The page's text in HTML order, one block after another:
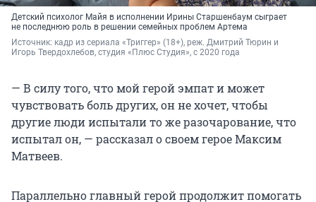
Детский психолог Майя в исполнении Ирины Старшенбаум сыграет
не последнюю роль в решении семейных проблем Артема
Источник: кадр из сериала «Триггер» (18+), реж. Дмитрий Тюрин и
Игорь Твердохлебов, студия «Плюс Студия», с 2020 года
— В силу того, что мой герой эмпат и может
чувствовать боль других, он не хочет, чтобы
другие люди испытали то же разочарование, что
испытал он, — рассказал о своем герое Максим
Матвеев.
Параллельно главный герой продолжит помогать